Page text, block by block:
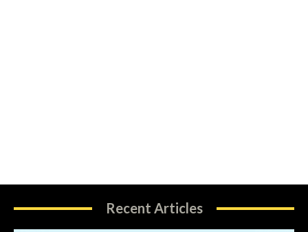
Recent Articles